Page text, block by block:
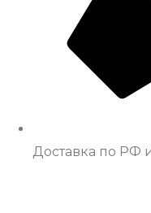
Доставка по РФ